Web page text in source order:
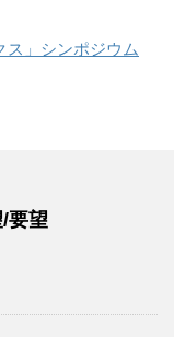
ス」シンポジウム
要望